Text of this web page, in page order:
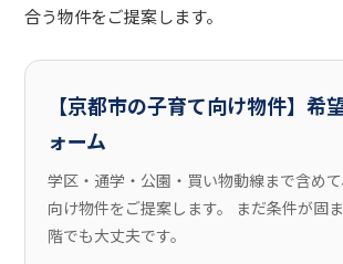
合う物件をご提案します。
【京都市の子育て向け物件】希
ォーム
学区・通学・公園・買い物動線まで含め
向け物件をご提案します。 まだ条件が固
階でも大丈夫です。